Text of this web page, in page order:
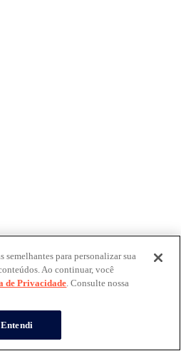
semelhantes para personalizar sua
Ao continuar, você
de Privacidade. Consulte nossa
Entendi